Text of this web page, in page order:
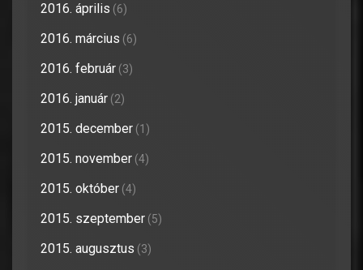
2016. április (6)
2016. március (6)
2016. február (3)
2016. január (2)
2015. december (1)
2015. november (4)
2015. október (4)
2015. szeptember (5)
2015. augusztus (3)